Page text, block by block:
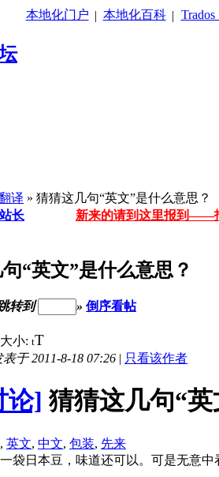
本地化门户 | 本地化百科 |
译 » 猜猜这几句“英文”是什么意思？
长
新来的请到这里报到——
“英文”是什么意思？
转到 » 倒序看帖
小: tT
表于 2011-8-18 07:26 | 只看该作者
论] 猜猜这几句“
, 英文, 中文, 包装, 先来
袋日本豆，味道还可以。可是无意